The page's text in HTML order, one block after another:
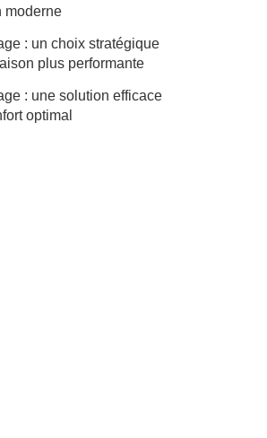
moderne
: un choix stratégique
plus performante
: une solution efficace
optimal